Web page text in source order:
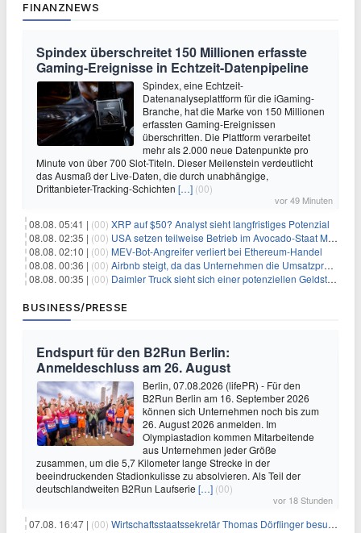
FINANZNEWS
Spindex überschreitet 150 Millionen erfasste
Gaming-Ereignisse in Echtzeit-Datenpipeline
Spindex, eine Echtzeit-
Datenanalyseplattform für die iGaming-
Branche, hat die Marke von 150 Millionen
erfassten Gaming-Ereignissen
überschritten. Die Plattform verarbeitet
mehr als 2.000 neue Datenpunkte pro
Minute von über 700 Slot-Titeln. Dieser Meilenstein verdeutlicht
das Ausmaß der Live-Daten, die durch unabhängige,
Drittanbieter-Tracking-Schichten […] (00)
vor 49 Minuten
08.08. 05:41 | (00) XRP auf $50? Analyst sieht langfristiges Potenzial
08.08. 02:35 | (00) USA setzen teilweise Betrieb im Avocado-Staat Michoacán in Mexiko wieder in Gang
08.08. 02:10 | (00) MEV-Bot-Angreifer verliert bei Ethereum-Handel
08.08. 00:36 | (00) Airbnb steigt, da das Unternehmen die Umsatzprognose anhebt und starkes Wachstum signalisiert
08.08. 00:35 | (00) Daimler Truck sieht sich einer potenziellen Geldstrafe von 1 Milliarde Euro aufgrund von EU-Emissionsvorschriften gegenüber
BUSINESS/PRESSE
Endspurt für den B2Run Berlin:
Anmeldeschluss am 26. August
Berlin, 07.08.2026 (lifePR) - Für den
B2Run Berlin am 16. September 2026
können sich Unternehmen noch bis zum
26. August 2026 anmelden. Im
Olympiastadion kommen Mitarbeitende
aus Unternehmen jeder Größe
zusammen, um die 5,7 Kilometer lange Strecke in der
beeindruckenden Stadionkulisse zu absolvieren. Als Teil der
deutschlandweiten B2Run Laufserie […] (00)
vor 18 Stunden
07.08. 16:47 | (00) Wirtschaftsstaatssekretär Thomas Dörflinger besucht Handwerksbetrieb im Kammerbezirk Freiburg